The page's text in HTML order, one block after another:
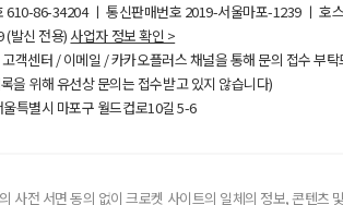
610-86-34204ㅣ 통신판매번호 2019-서울마포-1239 ㅣ 호
발신 전용) 사업자 정보 확인 >
객센터 / 이메일 / 카카오플러스 채널을 통해 문의 접수 부
을 위해 유선상 문의는 접수받고 있지 않습니다)
울특별시 마포구 월드컵로10길5-6
사전 서면 동의 없이 크로켓 사이트의 일체의 정보, 콘텐츠